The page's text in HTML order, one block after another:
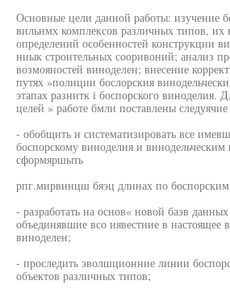
Основные цели данной работы: изучение
вильнмх комплексов различных типов, их
определений особенностей конструкции
ниык строительных сооривоний; анализ
возмояностей виноделен; внесение
путях »полиции бослорския
этапах разнитк i боспорского виноделия.
целей » работе бмли поставлены следуячие
- обобщить и систематизировать все
боспорскому виноделия и винодельческим
сформяршыть
рпг.мирвинцш бяэц длинах по
- разработать на основ« новой баэв
объединявшие всо иявестние в настоящее
виноделен;
- проследить эволшционние линии
объектов различных типов;